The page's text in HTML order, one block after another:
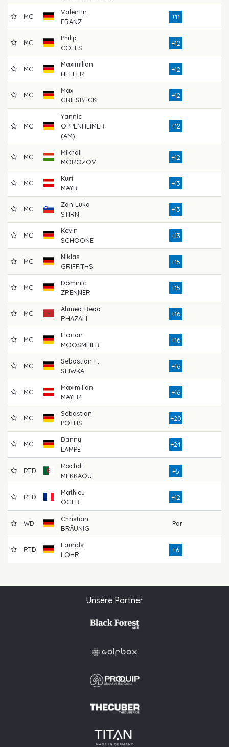
MC
Valentin
FRANZ
+11
MC
Philip
COLES
+12
MC
Maximilian
HELLER
+12
MC
Max
GRIESBECK
+12
MC
Yannic
OPPENHEIMER
(AM)
+12
MC
Mikhail
MOROZOV
+12
MC
Kurt
MAYR
+13
MC
Zan Luka
STIRN
+13
MC
Kevin
SCHOONE
+13
MC
Niklas
GRIFFITHS
+15
MC
Dominic
ZRENNER
+15
MC
Ahmed-Reda
RHAZALI
+16
MC
Florian
MOOSMEIER
+16
MC
Sebastian F.
SLIWKA
+16
MC
Maximilian
MAYER
+16
MC
Sebastian
POTHS
+20
MC
Danny
LAMPE
+24
RTD
Rochdi
MEKKAOUI
+5
RTD
Mathieu
OGER
+12
WD
Christian
BRÄUNIG
Par
RTD
Laurids
LOHR
+6
Unsere Partner